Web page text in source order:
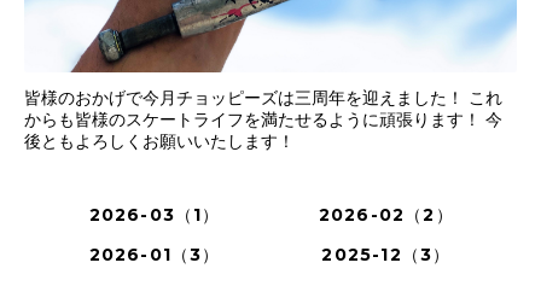
皆様のおかげで今月チョッピーズは三周年を迎えました！ これ
からも皆様のスケートライフを満たせるように頑張ります！ 今
後ともよろしくお願いいたします！
2026-03（1）
2026-02（2）
2026-01（3）
2025-12（3）